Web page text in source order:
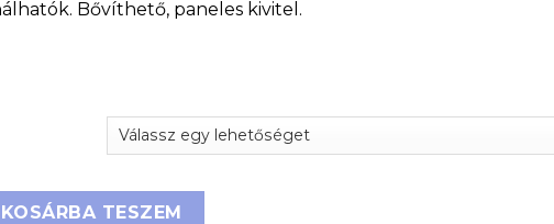
Bővíthető, paneles kivitel.
board mennyiség
KOSÁRBA TESZEM